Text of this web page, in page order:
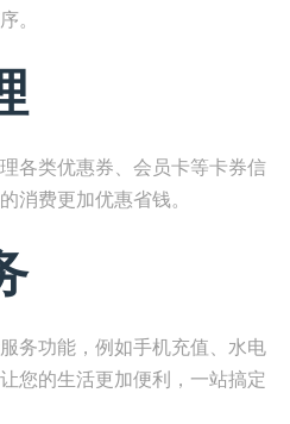
。
各类优惠券、会员卡等卡券信
消费更加优惠省钱。
务功能，例如手机充值、水电
您的生活更加便利，一站搞定